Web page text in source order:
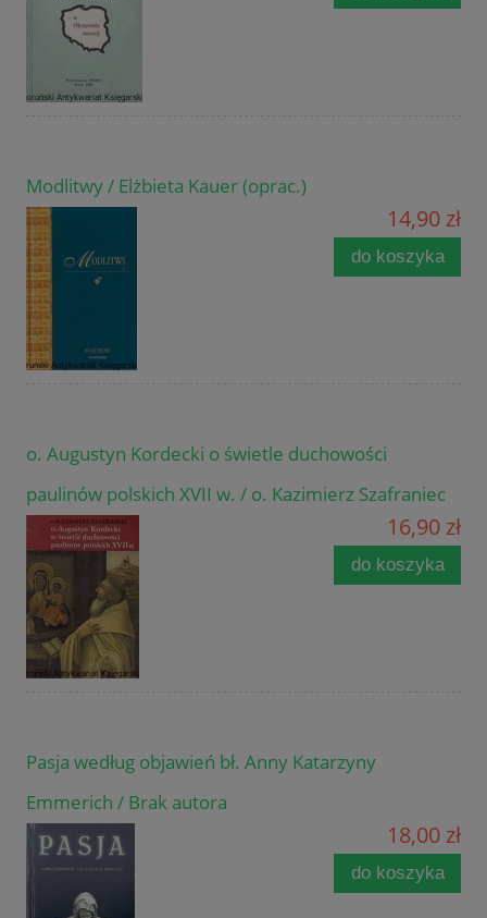
Modlitwy / Elżbieta Kauer (oprac.)
14,90 zł
do koszyka
o. Augustyn Kordecki o świetle duchowości
paulinów polskich XVII w. / o. Kazimierz Szafraniec
16,90 zł
do koszyka
Pasja według objawień bł. Anny Katarzyny
Emmerich / Brak autora
18,00 zł
do koszyka